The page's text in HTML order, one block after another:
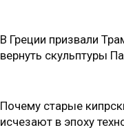
В Греции призвали
вернуть скульптуры
Почему старые
исчезают в эпоху